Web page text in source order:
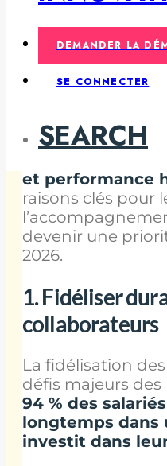
DEMANDER LA
SE CONNECTER
SEARCH
Dans ce
de carrière n’est
maisun pilier
stratégies RH
la réflexion et la
parcours
et performance
raisons clés pour
devenir une
2026.
1. Fidéliser
collaborateurs
La fidélisation
défis majeurs des
94 % des
longtemps dans
investit dans